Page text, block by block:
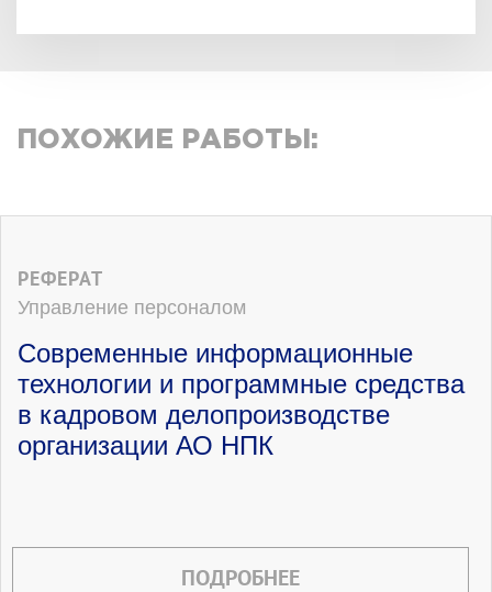
ПОХОЖИЕ РАБОТЫ:
РЕФЕРАТ
Управление персоналом
Современные информационные
технологии и программные средства
в кадровом делопроизводстве
организации АО НПК
ПОДРОБНЕЕ